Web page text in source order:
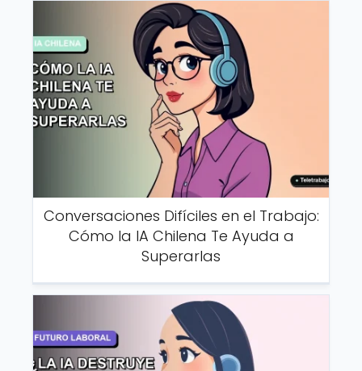
Conversaciones Difíciles en el Trabajo:
Cómo la IA Chilena Te Ayuda a
Superarlas